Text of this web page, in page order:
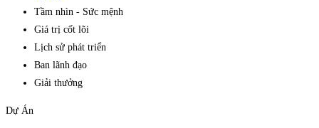
Tầm nhìn - Sức mệnh
Giá trị cốt lõi
Lịch sử phát triển
Ban lãnh đạo
Giải thưởng
Dự Án